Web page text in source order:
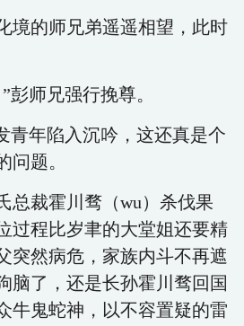
境的师兄弟遥遥相望，此时
彭师兄强行挽尊。
年陷入沉吟，这还真是个
问题。
总裁霍川骛（wu）杀伐果
过程比岁聿的大堂姐还要精
突然病危，家族内斗不再遮
脑了，还是长孙霍川骛回国
牛鬼蛇神，以不容置疑的雷